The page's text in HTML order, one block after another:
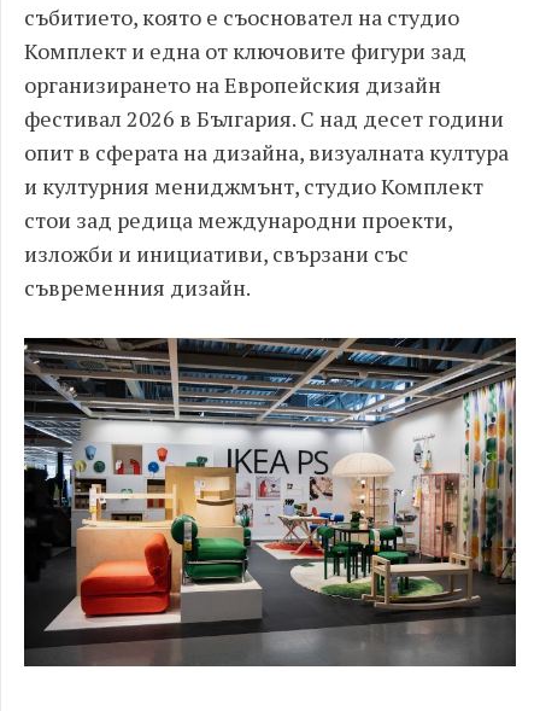
събитието, която е съосновател на студио
Комплект и една от ключовите фигури зад
организирането на Европейския дизайн
фестивал 2026 в България. С над десет години
опит в сферата на дизайна, визуалната култура
и културния мениджмънт, студио Комплект
стои зад редица международни проекти,
изложби и инициативи, свързани със
съвременния дизайн.